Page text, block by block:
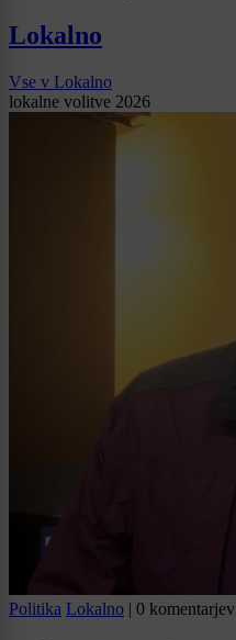
Lokalno
Vse v Lokalno
lokalne volitve 2026
Politika Lokalno | 0 komentarjev